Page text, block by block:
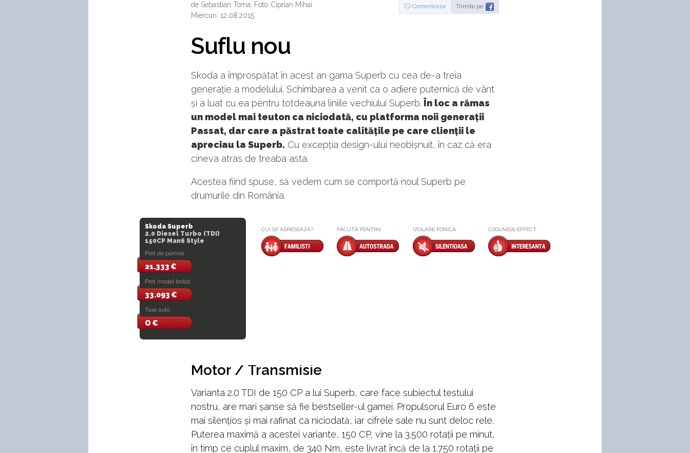
de Sebastian Toma, Foto: Ciprian Mihai
Miercuri, 12.08.2015
Comenteaza Trimite pe:
Suflu nou
Skoda a împrospătat în acest an gama Superb cu cea de-a treia
generație a modelului. Schimbarea a venit ca o adiere puternică de vânt
și a luat cu ea pentru totdeauna liniile vechiului Superb. În loc a rămas
un model mai teuton ca niciodată, cu platforma noii generații
Passat, dar care a păstrat toate calitățile pe care clienții le
apreciau la Superb. Cu excepția design-ului neobișnuit, în caz că era
cineva atras de treaba asta.
Acestea fiind spuse, să vedem cum se comportă noul Superb pe
drumurile din România.
Skoda Superb
2.0 Diesel Turbo (TDI)
150CP Man6 Style
Pret de pornire
21.333 €
Pret model testat
33.093 €
Taxa auto
O €
CUI SE ADRESEAZĂ? FĂCUTĂ PENTRU IZOLARE FONICA COOLNESS EFFECT
Motor / Transmisie
Varianta 2.0 TDI de 150 CP a lui Superb, care face subiectul testului
nostru, are mari șanse să fie bestseller-ul gamei. Propulsorul Euro 6 este
mai silențios și mai rafinat ca niciodată, iar cifrele sale nu sunt deloc rele.
Puterea maximă a acestei variante, 150 CP, vine la 3.500 rotații pe minut,
în timp ce cuplul maxim, de 340 Nm, este livrat încă de la 1.750 rotații pe